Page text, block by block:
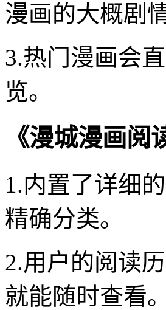
漫画的大概剧情
3.热门漫画会
览。
《漫城漫画
1.内置了详细
精确分类。
2.用户的阅读
就能随时查看。